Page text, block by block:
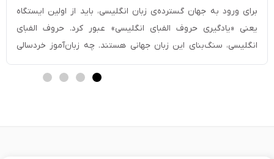
+ کوچک و بزرگ
برای ورود به جهان گسترده‌ی زبان انگلیسی، باید از اولین ایستگاه
یعنی «یادگیری حروف الفبای انگلیسی» عبور کرد. حروف الفبای
انگلیسی، سنگ‌بنای این زبان جهانی هستند. چه زبان‌آموز خردسالی
باشید که تازه در حال کشف دنیای حروف است و چه بزرگسالی که
قصد دارد مهارت‌های ارتباطی خود را بهبود ببخشد، تسلط بر الفبا